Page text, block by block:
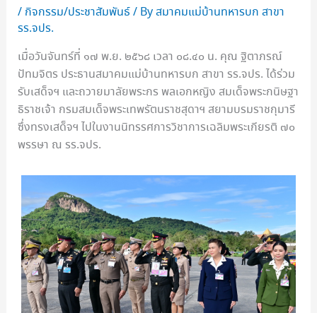
/ กิจกรรม/ประชาสัมพันธ์/ Byสมาคมแม่บ้านทหารบก สาขา
รร.จปร.
เมื่อวันจันทร์ที่ ๑๗ พ.ย. ๒๕๖๘ เวลา ๐๘.๔๐ น. คุณ ฐิตาภรณ์
ปัทมจิตร ประธานสมาคมแม่บ้านทหารบก สาขา รร.จปร. ได้ร่วม
รับเสด็จฯ และถวายมาลัยพระกร พลเอกหญิง สมเด็จพระกนิษฐา
ธิราชเจ้า กรมสมเด็จพระเทพรัตนราชสุดาฯ สยามบรมราชกุมารี
ซึ่งทรงเสด็จฯ ไปในงานนิทรรศการวิชาการเฉลิมพระเกียรติ ๗๐
พรรษา ณ รร.จปร.